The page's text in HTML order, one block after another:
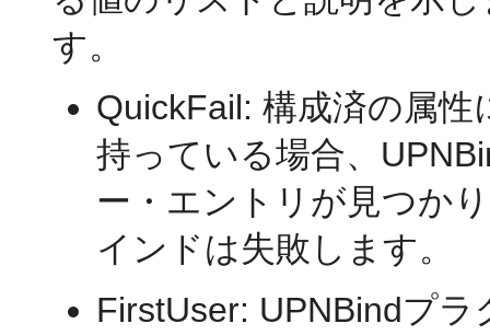
す。
QuickFail: 構成済の属
持っている場合、
ー・エントリが見つか
インドは失敗します。
FirstUser: UPNBindプ